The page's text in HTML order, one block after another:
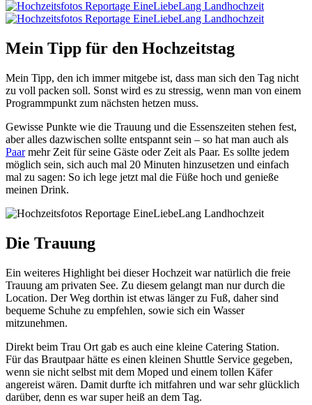
Mein Tipp für den Hochzeitstag
Mein Tipp, den ich immer mitgebe ist, dass man sich den Tag nicht
zu voll packen soll. Sonst wird es zu stressig, wenn man von einem
Programmpunkt zum nächsten hetzen muss.
Gewisse Punkte wie die Trauung und die Essenszeiten stehen fest,
aber alles dazwischen sollte entspannt sein – so hat man auch als
Paarmehr Zeit für seine Gäste oder Zeit als Paar. Es sollte jedem
möglich sein, sich auch mal 20 Minuten hinzusetzen und einfach
mal zu sagen: So ich lege jetzt mal die Füße hoch und genieße
meinen Drink.
Die Trauung
Ein weiteres Highlight bei dieser Hochzeit war natürlich die freie
Trauung am privaten See. Zu diesem gelangt man nur durch die
Location. Der Weg dorthin ist etwas länger zu Fuß, daher sind
bequeme Schuhe zu empfehlen, sowie sich ein Wasser
mitzunehmen.
Direkt beim Trau Ort gab es auch eine kleine Catering Station.
Für das Brautpaar hätte es einen kleinen Shuttle Service gegeben,
wenn sie nicht selbst mit dem Moped und einem tollen Käfer
angereist wären. Damit durfte ich mitfahren und war sehr glücklich
darüber, denn es war super heiß an dem Tag.